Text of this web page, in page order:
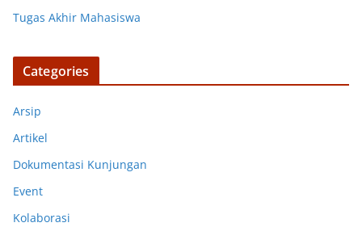
Tugas Akhir Mahasiswa
Categories
Arsip
Artikel
Dokumentasi Kunjungan
Event
Kolaborasi